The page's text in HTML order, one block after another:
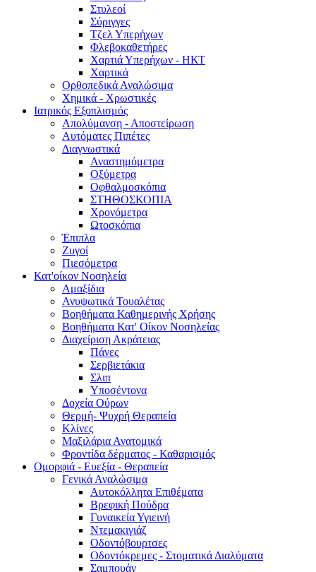
Στυλεοί
Σύριγγες
Τζελ Υπερήχων
Φλεβοκαθετήρες
Χαρτιά Υπερήχων - ΗΚΤ
Χαρτικά
Ορθοπεδικά Αναλώσιμα
Χημικά - Χρωστικές
Ιατρικός Εξοπλισμός
Απολύμανση - Αποστείρωση
Αυτόματες Πιπέτες
Διαγνωστικά
Αναστημόμετρα
Οξύμετρα
Οφθαλμοσκόπια
ΣΤΗΘΟΣΚΟΠΙΑ
Χρονόμετρα
Ωτοσκόπια
Έπιπλα
Ζυγοί
Πιεσόμετρα
Κατ'οίκον Νοσηλεία
Αμαξίδια
Ανυψωτικά Τουαλέτας
Βοηθήματα Καθημερινής Χρήσης
Βοηθήματα Κατ' Οίκον Νοσηλείας
Διαχείριση Ακράτειας
Πάνες
Σερβιετάκια
Σλιπ
Υποσέντονα
Δοχεία Ούρων
Θερμή- Ψυχρή Θεραπεία
Κλίνες
Μαξιλάρια Ανατομικά
Φροντίδα δέρματος - Καθαρισμός
Ομορφιά - Ευεξία - Θεραπεία
Γενικά Αναλώσιμα
Αυτοκόλλητα Επιθέματα
Βρεφική Πούδρα
Γυναικεία Υγιεινή
Ντεμακιγιάζ
Οδοντόβουρτσες
Οδοντόκρεμες - Στοματικά Διαλύματα
Σαμπουάν